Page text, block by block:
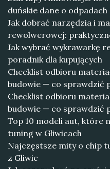
duńskie dane o odpadach
Jak dobrać narzędzia i
rewolwerowej:
Jak wybrać wykrawarkę
poradnik dla kupujących
Checklist odbioru
budowie — co sprawdzić
Checklist odbioru
budowie — co sprawdzić
Top 10 modeli aut, które
tuning w Gliwicach
Najczęstsze mity o chip
z Gliwic